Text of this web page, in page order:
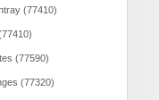
(77410)
(77590)
(77320)